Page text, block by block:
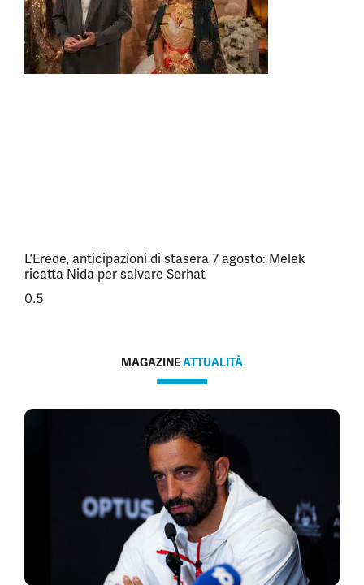
L’Erede, anticipazioni di stasera 7 agosto: Melek
ricatta Nida per salvare Serhat
MAGAZINEATTUALITÀ